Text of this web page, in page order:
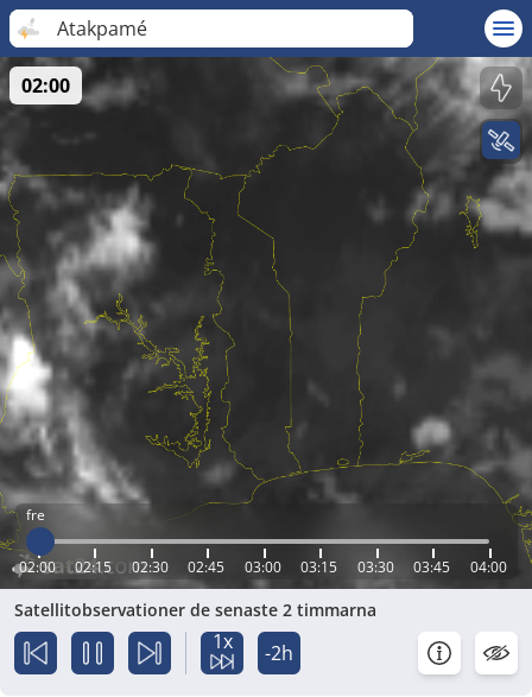
Atakpamé
fre
02:00 02:15 02:30 02:45 03:00 03:15 03:30 03:45 04:00
02:00
Satellitobservationer de senaste 2 timmarna
1x -2h